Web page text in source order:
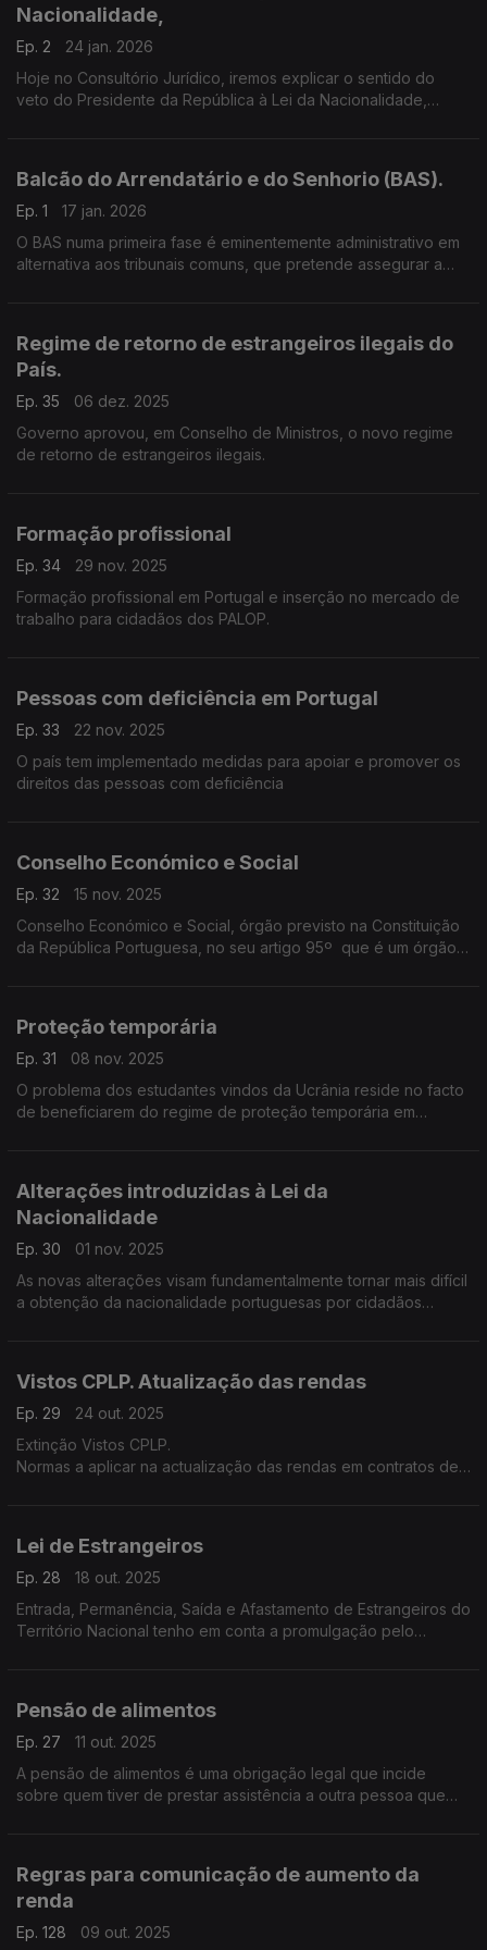
Nacionalidade,
Ep. 2
24 jan. 2026
Hoje no Consultório Jurídico, iremos explicar o sentido do
veto do Presidente da República à Lei da Nacionalidade,
Balcão do Arrendatário e do Senhorio (BAS).
Ep. 1
17 jan. 2026
O BAS numa primeira fase é eminentemente administrativo em
alternativa aos tribunais comuns, que pretende assegurar a
Regime de retorno de estrangeiros ilegais do
País.
Ep. 35
06 dez. 2025
Governo aprovou, em Conselho de Ministros, o novo regime
de retorno de estrangeiros ilegais.
Formação profissional
Ep. 34
29 nov. 2025
Formação profissional em Portugal e inserção no mercado de
trabalho para cidadãos dos PALOP.
Pessoas com deficiência em Portugal
Ep. 33
22 nov. 2025
O país tem implementado medidas para apoiar e promover os
direitos das pessoas com deficiência
Conselho Económico e Social
Ep. 32
15 nov. 2025
Conselho Económico e Social, órgão previsto na Constituição
da República Portuguesa, no seu artigo 95º que é um órgão
Proteção temporária
Ep. 31
08 nov. 2025
O problema dos estudantes vindos da Ucrânia reside no facto
de beneficiarem do regime de proteção temporária em
Alterações introduzidas à Lei da
Nacionalidade
Ep. 30
01 nov. 2025
As novas alterações visam fundamentalmente tornar mais difícil
a obtenção da nacionalidade portuguesas por cidadãos
Vistos CPLP. Atualização das rendas
Ep. 29
24 out. 2025
Extinção Vistos CPLP.
Normas a aplicar na actualização das rendas em contratos de
Lei de Estrangeiros
Ep. 28
18 out. 2025
Entrada, Permanência, Saída e Afastamento de Estrangeiros do
Território Nacional tenho em conta a promulgação pelo
Pensão de alimentos
Ep. 27
11 out. 2025
A pensão de alimentos é uma obrigação legal que incide
sobre quem tiver de prestar assistência a outra pessoa que
Regras para comunicação de aumento da
renda
Ep. 128 09 out. 2025